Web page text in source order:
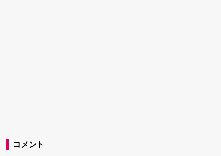
コメント